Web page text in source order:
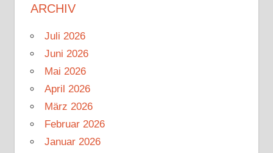
ARCHIV
Juli 2026
Juni 2026
Mai 2026
April 2026
März 2026
Februar 2026
Januar 2026